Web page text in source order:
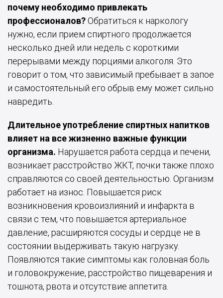
почему необходимо привлекать
профессионалов?Обратиться к наркологу
нужно, если прием спиртного продолжается
несколько дней или недель с короткими
перерывами между порциями алкоголя. Это
говорит о том, что зависимый пребывает в запое
и самостоятельный его обрыв ему может сильно
навредить.
Длительное употребление спиртных напитков
влияет на все жизненно важные функции
организма. Нарушается работа сердца и печени,
возникает расстройство ЖКТ, почки также плохо
справляются со своей деятельностью. Организм
работает на износ. Повышается риск
возникновения кровоизлияний и инфаркта в
связи с тем, что повышается артериальное
давление, расширяются сосуды и сердце не в
состоянии выдерживать такую нагрузку.
Появляются такие симптомы как головная боль
и головокружение, расстройство пищеварения и
тошнота, рвота и отсутствие аппетита.